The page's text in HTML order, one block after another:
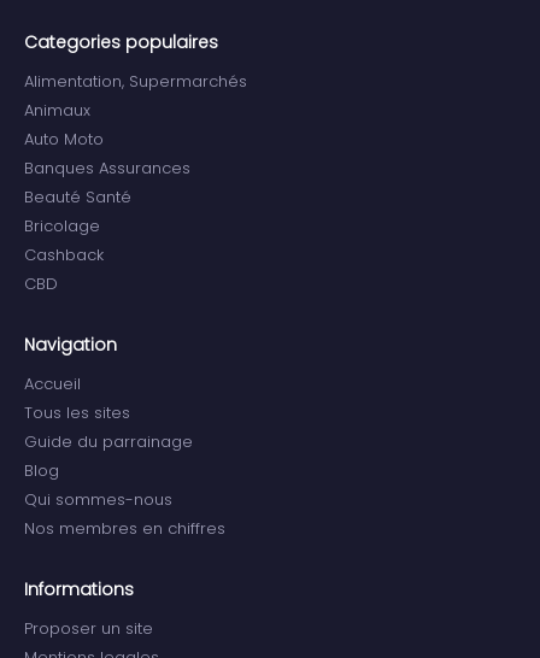
Categories populaires
Alimentation, Supermarchés
Animaux
Auto Moto
Banques Assurances
Beauté Santé
Bricolage
Cashback
CBD
Navigation
Accueil
Tous les sites
Guide du parrainage
Blog
Qui sommes-nous
Nos membres en chiffres
Informations
Proposer un site